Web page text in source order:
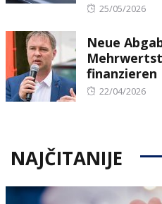
Posted
25/05/2026
Neue
finanzieren
Posted
22/04/2026
NAJČITANIJE